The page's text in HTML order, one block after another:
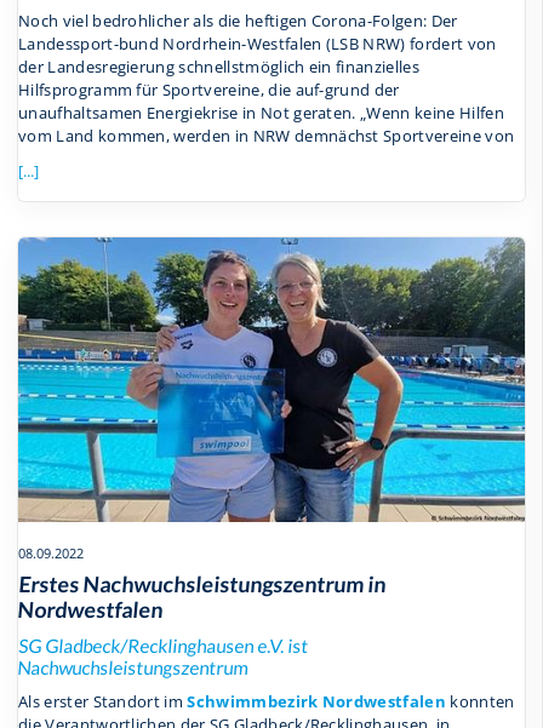
Noch viel bedrohlicher als die heftigen Corona-Folgen: Der
Landessport-bund Nordrhein-Westfalen (LSB NRW) fordert von
der Landesregierung schnellstmöglich ein finanzielles
Hilfsprogramm für Sportvereine, die auf-grund der
unaufhaltsamen Energiekrise in Not geraten. „Wenn keine Hilfen
vom Land kommen, werden in NRW demnächst Sportvereine von
[...]
08.09.2022
Erstes Nachwuchsleistungszentrum in
Nordwestfalen
SG Gladbeck/Recklinghausen e.V. ist
Nachwuchsleistungszentrum
Als erster Standort imSchwimmbezirk Nordwestfalen konnten